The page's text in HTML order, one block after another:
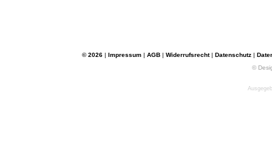
© 2026 | Impressum | AGB | Widerrufsrecht| Datenschutz |
©